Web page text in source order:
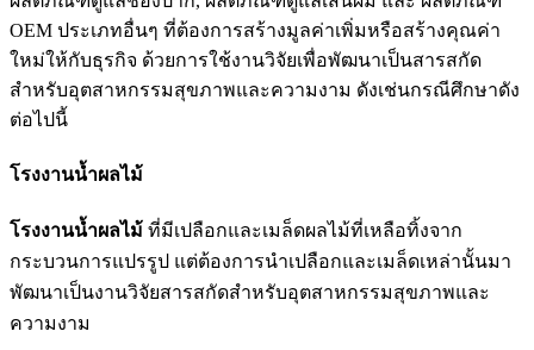
OEM ประเภทอื่นๆ ที่ต้องการสร้างมูลค่าเพิ่มหรือสร้างคุณค่า
ใหม่ให้กับธุรกิจ ด้วยการใช้งานวิจัยเพื่อพัฒนาเป็นสารสกัด
สำหรับอุตสาหกรรมสุขภาพและความงาม ดังเช่นกรณีศึกษาดัง
ต่อไปนี้
โรงงานน้ำผลไม้
โรงงานน้ำผลไม้ ที่มีเปลือกและเมล็ดผลไม้ที่เหลือทิ้งจาก
กระบวนการแปรรูป แต่ต้องการนำเปลือกและเมล็ดเหล่านั้นมา
พัฒนาเป็นงานวิจัยสารสกัดสำหรับอุตสาหกรรมสุขภาพและ
ความงาม